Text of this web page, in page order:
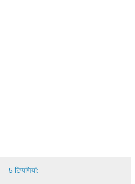
5 टिप्‍पणियां: